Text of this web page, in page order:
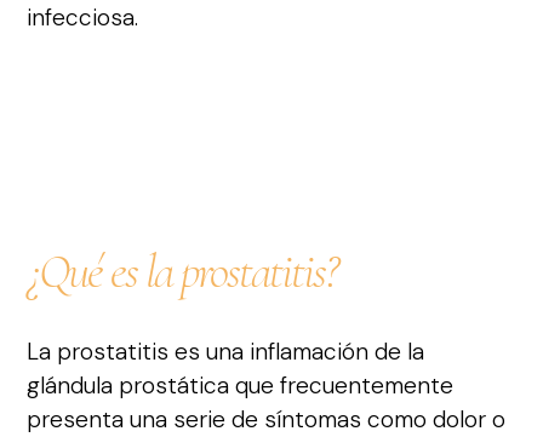
infecciosa.
¿Qué es la prostatitis?
La prostatitis es una inflamación de la
glándula prostática que frecuentemente
presenta una serie de síntomas como dolor o